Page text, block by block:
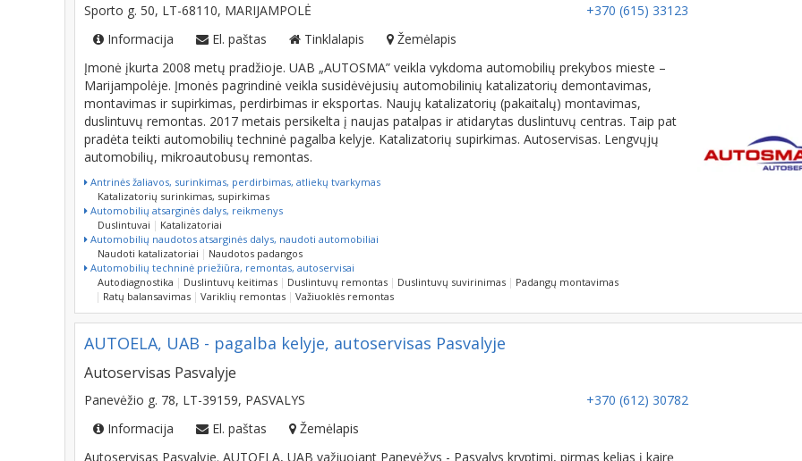
Sporto g. 50, LT-68110, MARIJAMPOLĖ
+370 (615) 33123
Informacija
El. paštas Tinklalapis
Žemėlapis
Įmonė įkurta 2008 metų pradžioje. UAB „AUTOSMA” veikla vykdoma automobilių prekybos mieste –
Marijampolėje. Įmonės pagrindinė veikla susidėvėjusių automobilinių katalizatorių demontavimas,
montavimas ir supirkimas, perdirbimas ir eksportas. Naujų katalizatorių (pakaitalų) montavimas,
duslintuvų remontas. 2017 metais persikelta į naujas patalpas ir atidarytas duslintuvų centras. Taip pat
pradėta teikti automobilių techninė pagalba kelyje. Katalizatorių supirkimas. Autoservisas. Lengvųjų
automobilių, mikroautobusų remontas.
Antrinės žaliavos, surinkimas, perdirbimas, atliekų tvarkymas
Katalizatorių surinkimas, supirkimas
Automobilių atsarginės dalys, reikmenys
Duslintuvai
Katalizatoriai
Automobilių naudotos atsarginės dalys, naudoti automobiliai
Naudoti katalizatoriai
Naudotos padangos
Automobilių techninė priežiūra, remontas, autoservisai
Autodiagnostika
Duslintuvų keitimas Duslintuvų remontas Duslintuvų suvirinimas
Padangų montavimas
Ratų balansavimas
Variklių remontas Važiuoklės remontas
AUTOELA, UAB - pagalba kelyje, autoservisas Pasvalyje
Autoservisas Pasvalyje
Panevėžio g. 78, LT-39159, PASVALYS
+370 (612) 30782
Informacija
El. paštas
Žemėlapis
Autoservisas Pasvalyje. AUTOELA, UAB važiuojant Panevėžys - Pasvalys kryptimi, pirmas kelias į kairę